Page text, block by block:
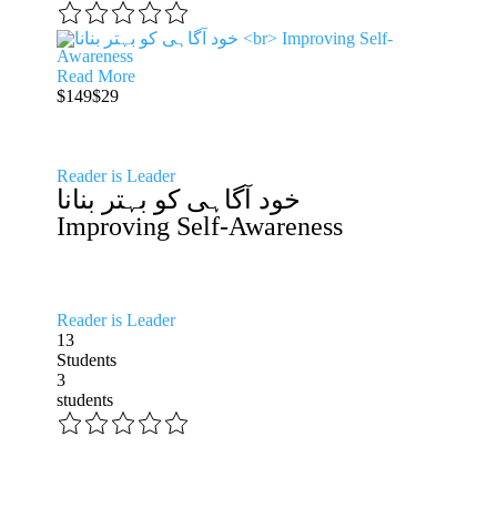
Read More
$149$29
Reader is Leader
خود آگاہی کو بہتر بنانا
Improving Self-Awareness
Reader is Leader
13
Students
3
students